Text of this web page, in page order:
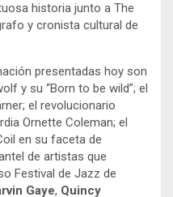
historia junto a The
y cronista cultural de
presentadas hoy son
y su “Born to be wild”; el
el revolucionario
Ornette Coleman; el
en su faceta de
de artistas que
Festival de Jazz de
Gaye, Quincy